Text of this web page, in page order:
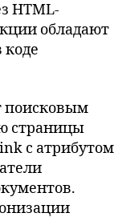
HTML-
обладают
коде
поисковым
страницы
с атрибутом